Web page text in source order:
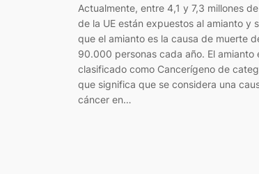
Actualmente, entre 4,1 y 7,3 millones
de la UE están expuestos al amianto y
que el amianto es la causa de muerte
90.000 personas cada año. El amianto
clasificado como Cancerígeno de
que significa que se considera una
cáncer en…